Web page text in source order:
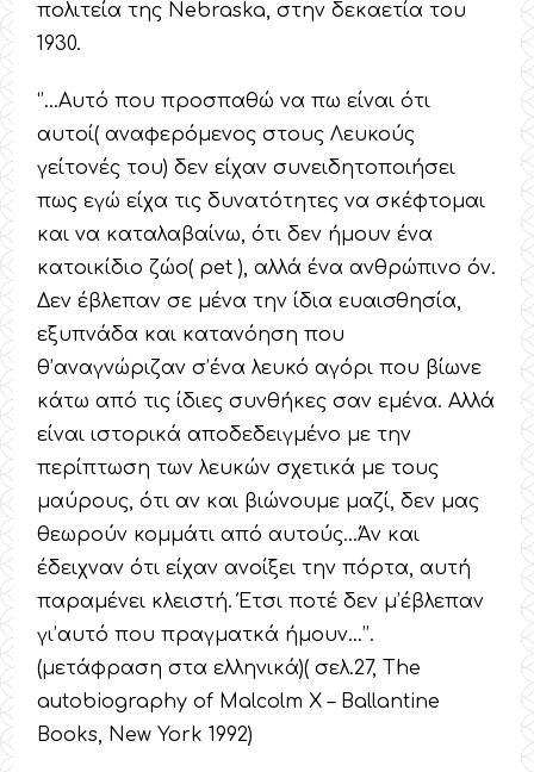
πολιτεία της Nebraska, στην δεκαετία του
1930.
‘’…Αυτό που προσπαθώ να πω είναι ότι
αυτοί( αναφερόμενος στους Λευκούς
γείτονές του) δεν είχαν συνειδητοποιήσει
πως εγώ είχα τις δυνατότητες να σκέφτομαι
και να καταλαβαίνω, ότι δεν ήμουν ένα
κατοικίδιο ζώο( pet ), αλλά ένα ανθρώπινο όν.
Δεν έβλεπαν σε μένα την ίδια ευαισθησία,
εξυπνάδα και κατανόηση που
θ’αναγνώριζαν σ’ένα λευκό αγόρι που βίωνε
κάτω από τις ίδιες συνθήκες σαν εμένα. Αλλά
είναι ιστορικά αποδεδειγμένο με την
περίπτωση των λευκών σχετικά με τους
μαύρους, ότι αν και βιώνουμε μαζί, δεν μας
θεωρούν κομμάτι από αυτούς…Άν και
έδειχναν ότι είχαν ανοίξει την πόρτα, αυτή
παραμένει κλειστή. Έτσι ποτέ δεν μ’έβλεπαν
γι’αυτό που πραγματκά ήμουν…’’.
(μετάφραση στα ελληνικά)( σελ.27, The
autobiography of Malcolm X – Ballantine
Books, New York 1992)